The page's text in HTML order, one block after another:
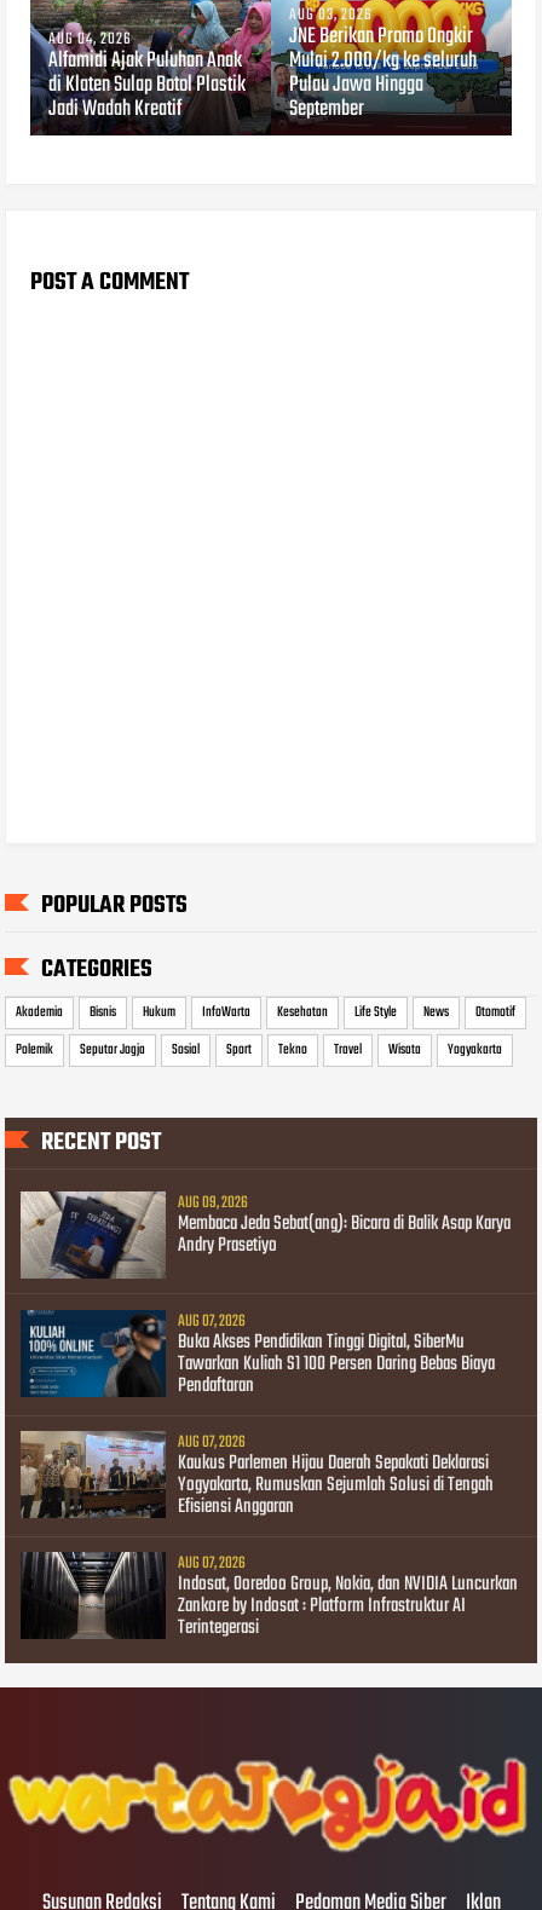
AUG 04, 2026
Alfamidi Ajak Puluhan Anak
di Klaten Sulap Botol Plastik
Jadi Wadah Kreatif
AUG 03, 2026
JNE Berikan Promo Ongkir
Mulai 2.000/kg ke seluruh
Pulau Jawa Hingga
September
POST A COMMENT
POPULAR POSTS
CATEGORIES
Akademia Bisnis Hukum InfoWarta Kesehatan Life Style News
Otomotif
Polemik
Seputar Jogja Sosial Sport Tekno Travel Wisata Yogyakarta
RECENT POST
AUG 09, 2026
Membaca Jeda Sebat(ang): Bicara di Balik Asap Karya
Andry Prasetiyo
AUG 07, 2026
Buka Akses Pendidikan Tinggi Digital, SiberMu
Tawarkan Kuliah S1 100 Persen Daring Bebas Biaya
Pendaftaran
AUG 07, 2026
Kaukus Parlemen Hijau Daerah Sepakati Deklarasi
Yogyakarta, Rumuskan Sejumlah Solusi di Tengah
Efisiensi Anggaran
AUG 07, 2026
Indosat, Ooredoo Group, Nokia, dan NVIDIA Luncurkan
Zankore by Indosat : Platform Infrastruktur AI
Terintegerasi